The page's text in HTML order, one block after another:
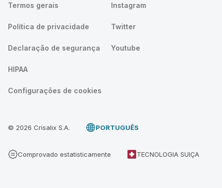
Termos gerais
Política de privacidade
Declaração de segurança
HIPAA
Configurações de cookies
Instagram
Twitter
Youtube
© 2026 Crisalix S.A. PORTUGUÊS
Comprovado estatisticamente TECNOLOGIA SUIÇA